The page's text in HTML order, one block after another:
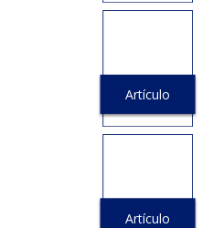
Artículo
Artículo